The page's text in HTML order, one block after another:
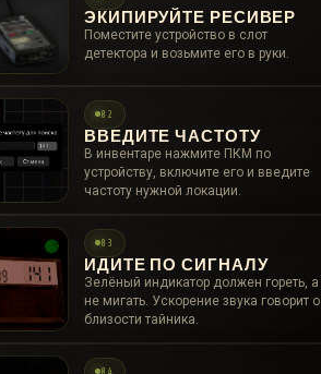
ЭКИПИРУЙТЕ РЕСИВЕР
Поместите устройство в слот
детектора и возьмите его в руки.
02
ВВЕДИТЕ ЧАСТОТУ
В инвентаре нажмите ПКМ по
устройству, включите его и введите
частоту нужной локации.
03
ИДИТЕ ПО СИГНАЛУ
Зелёный индикатор должен гореть, а
не мигать. Ускорение звука говорит о
близости тайника.
04